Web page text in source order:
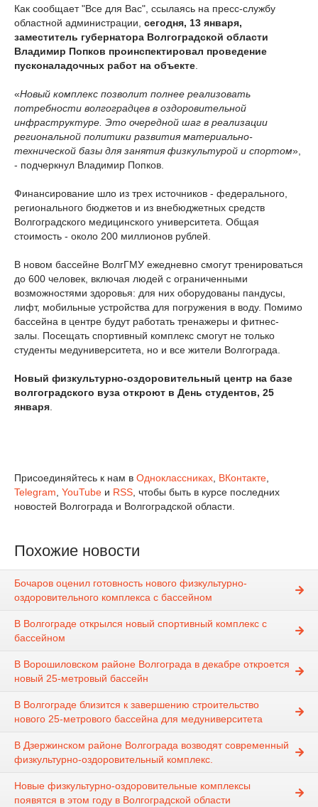
Как сообщает "Все для Вас", ссылаясь на пресс-службу
областной администрации, сегодня, 13 января,
заместитель губернатора Волгоградской области
Владимир Попков проинспектировал проведение
пусконаладочных работ на объекте
«Новый комплекс позволит полнее реализовать
потребности волгоградцев в оздоровительной
инфраструктуре. Это очередной шаг в реализации
региональной политики развития материально-
технической базы для занятия физкультурой и спортом»,
- подчеркнул Владимир Попков.
Финансирование шло из трех источников - федерального,
регионального бюджетов и из внебюджетных средств
Волгоградского медицинского университета. Общая
стоимость - около 200 миллионов рублей.
В новом бассейне ВолгГМУ ежедневно смогут тренироваться
до 600 человек, включая людей с ограниченными
возможностями здоровья: для них оборудованы пандусы,
лифт, мобильные устройства для погружения в воду. Помимо
бассейна в центре будут работать тренажеры и фитнес-
залы. Посещать спортивный комплекс смогут не только
студенты медуниверситета, но и все жители Волгограда.
Новый физкультурно-оздоровительный центр на базе
волгоградского вуза откроют в День студентов, 25
января
Присоединяйтесь к нам в Одноклассниках ВКонтакте
Telegram YouTube и RSS , чтобы быть в курсе последних
новостей Волгограда и Волгоградской области.
Похожие новости
Бочаров оценил готовность нового физкультурно-
оздоровительного комплекса с бассейном
В Волгограде открылся новый спортивный комплекс с
бассейном
В Ворошиловском районе Волгограда в декабре откроется
новый 25-метровый бассейн
В Волгограде близится к завершению строительство
нового 25-метрового бассейна для медуниверситета
В Дзержинском районе Волгограда возводят современный
физкультурно-оздоровительный комплекс.
Новые физкультурно-оздоровительные комплексы
появятся в этом году в Волгоградской области